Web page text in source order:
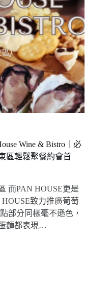
Wine & Bistro｜必
區輕鬆聚餐約會首
而PAN HOUSE更是
致力推廣葡萄
部分同樣毫不遜色，
麵都表現…